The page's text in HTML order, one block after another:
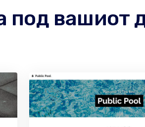
под вашиот